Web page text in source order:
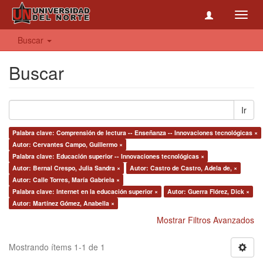
Buscar
Buscar
Ir
Palabra clave: Comprensión de lectura -- Enseñanza -- Innovaciones tecnológicas ×
Autor: Cervantes Campo, Guillermo ×
Palabra clave: Educación superior -- Innovaciones tecnológicas ×
Autor: Bernal Crespo, Julia Sandra ×
Autor: Castro de Castro, Adela de, ×
Autor: Calle Torres, María Gabriela ×
Palabra clave: Internet en la educación superior ×
Autor: Guerra Flórez, Dick ×
Autor: Martínez Gómez, Anabella ×
Mostrar Filtros Avanzados
Mostrando ítems 1-1 de 1